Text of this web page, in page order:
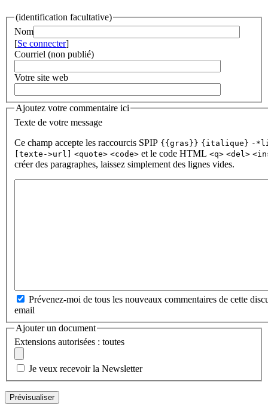
(identification facultative)
Nom
[Se connecter]
Courriel (non publié)
Votre site web
Ajoutez votre commentaire ici
Texte de votre message
Ce champ accepte les raccourcis SPIP {{gras}} {italique} -
[texte->url] <quote> <code> et le code HTML <q> <del>
créer des paragraphes, laissez simplement des lignes vides.
Prévenez-moi de tous les nouveaux commentaires de cette
email
Ajouter un document
Extensions autorisées : toutes
Je veux recevoir la Newsletter